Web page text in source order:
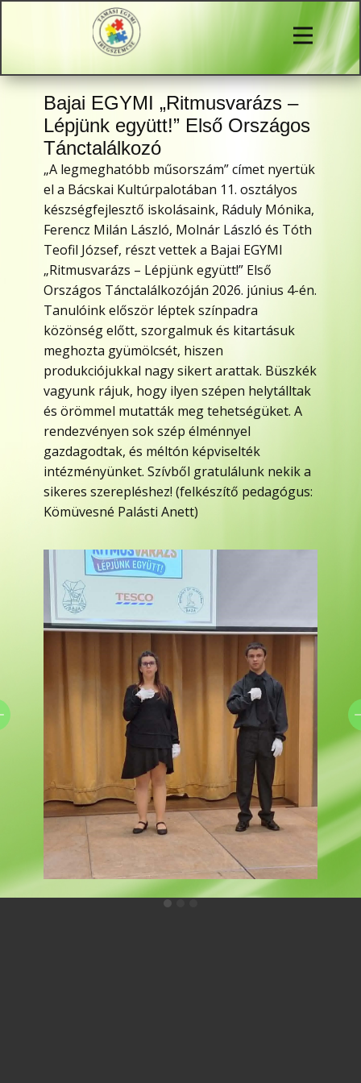
Bajai EGYMI „Ritmusvarázs –
Lépjünk együtt!” Első Országos
Tánctalálkozó
„A legmeghatóbb műsorszám” címet nyertük
el a Bácskai Kultúrpalotában 11. osztályos
készségfejlesztő iskolásaink, Ráduly Mónika,
Ferencz Milán László, Molnár László és Tóth
Teofil József, részt vettek a Bajai EGYMI
„Ritmusvarázs – Lépjünk együtt!” Első
Országos Tánctalálkozóján 2026. június 4-én.
Tanulóink először léptek színpadra
közönség előtt, szorgalmuk és kitartásuk
meghozta gyümölcsét, hiszen
produkciójukkal nagy sikert arattak. Büszkék
vagyunk rájuk, hogy ilyen szépen helytálltak
és örömmel mutatták meg tehetségüket. A
rendezvényen sok szép élménnyel
gazdagodtak, és méltón képviselték
intézményünket. Szívből gratulálunk nekik a
sikeres szerepléshez! (felkészítő pedagógus:
Kömüvesné Palásti Anett)